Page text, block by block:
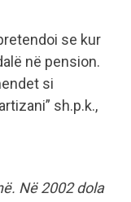
se kur
në pension.
si
sh.p.k.,
Në 2002 dola